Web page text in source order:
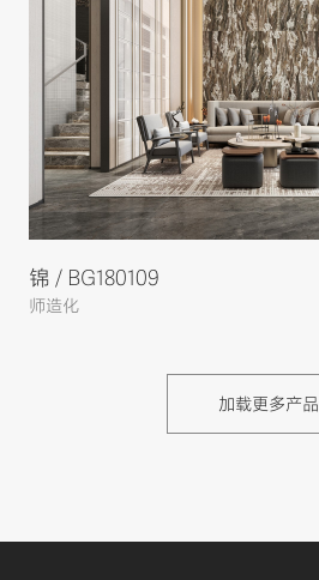
锦 / BG180109
师造化
加载更多产品